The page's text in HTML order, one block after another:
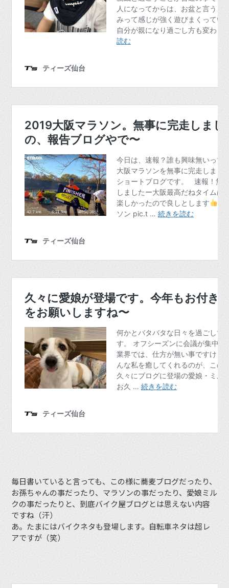
毎日書いていると言っても、この様に蕎麦ブログだったり、
お孫ちゃんの事だったり、マラソンの事だったり、愛娘ミル
クの事だったりと、到底バイク屋ブログとは思えない内容
ですね（汗）
あ。たまにはバイクネタも登場します。自転車ネタは超レ
アですが（笑）